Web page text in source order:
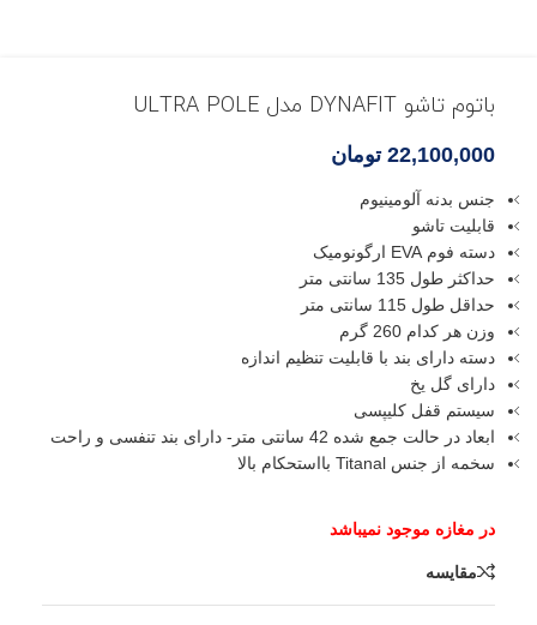
باتوم تاشو DYNAFIT مدل ULTRA POLE
22,100,000 تومان
جنس بدنه آلومینیوم
قابلیت تاشو
دسته فوم EVA ارگونومیک
حداکثر طول 135 سانتی متر
حداقل طول 115 سانتی متر
وزن هر کدام 260 گرم
دسته دارای بند با قابلیت تنظیم اندازه
دارای گل یخ
سیستم قفل کلیپسی
ابعاد در حالت جمع شده 42 سانتی متر- دارای بند تنفسی و راحت
سخمه از جنس Titanal بااستحکام بالا
مقایسه